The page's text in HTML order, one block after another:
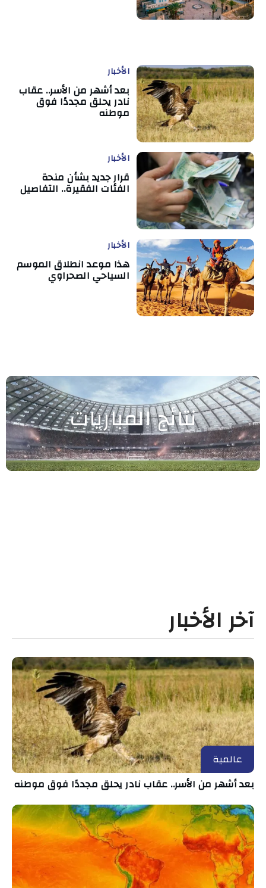
الأخبار
بعد أشهر من الأسر.. عقاب
نادر يحلق مجددًا فوق
موطنه
الأخبار
قرار جديد بشأن منحة
الفئات الفقيرة.. التفاصيل
الأخبار
هذا موعد انطلاق الموسم
السياحي الصحراوي
نتائج المباريات
آخر الأخبار
عالمية
بعد أشهر من الأسر.. عقاب نادر يحلق مجددًا فوق موطنه